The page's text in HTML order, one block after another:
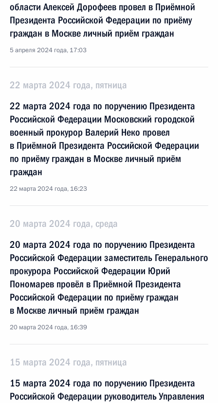
области Алексей Дорофеев провел в Приёмной
Президента Российской Федерации по приёму
граждан в Москве личный приём граждан
5 апреля 2024 года, 17:03
22 марта 2024 года, пятница
22 марта 2024 года по поручению Президента
Российской Федерации Московский городской
военный прокурор Валерий Неко провел
в Приёмной Президента Российской Федерации
по приёму граждан в Москве личный приём
граждан
22 марта 2024 года, 16:23
20 марта 2024 года, среда
20 марта 2024 года по поручению Президента
Российской Федерации заместитель Генерального
прокурора Российской Федерации Юрий
Пономарев провёл в Приёмной Президента
Российской Федерации по приёму граждан
в Москве личный приём граждан
20 марта 2024 года, 16:39
15 марта 2024 года, пятница
15 марта 2024 года по поручению Президента
Российской Федерации руководитель Управления